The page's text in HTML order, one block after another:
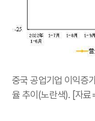
중국 공업기업 이익증
율 추이(노란색). [자료